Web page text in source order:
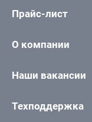
Прайс-лист
О компании
Наши вакансии
Техподдержка